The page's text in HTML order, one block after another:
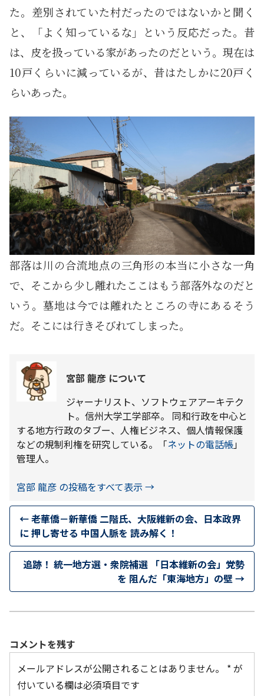
た。差別されていた村だったのではないかと聞く
と、「よく知っているな」という反応だった。昔
は、皮を扱っている家があったのだという。現在は
10戸くらいに減っているが、昔はたしかに20戸く
らいあった。
部落は川の合流地点の三角形の本当に小さな一角
で、そこから少し離れたここはもう部落外なのだと
いう。墓地は今では離れたところの寺にあるそう
だ。そこには行きそびれてしまった。
宮部 龍彦 について
ジャーナリスト、ソフトウェアアーキテク
ト。信州大学工学部卒。 同和行政を中心と
する地方行政のタブー、人権ビジネス、個人情報保護
などの規制利権を研究している。「ネットの電話帳」
管理人。
宮部 龍彦 の投稿をすべて表示 →
←老華僑－新華僑 二階氏、大阪維新の会、日本政界
に 押し寄せる 中国人脈を 読み解く！
追跡！ 統一地方選・衆院補選 「日本維新の会」党勢
を 阻んだ「東海地方」の壁→
コメントを残す
メールアドレスが公開されることはありません。
*が
付いている欄は必須項目です